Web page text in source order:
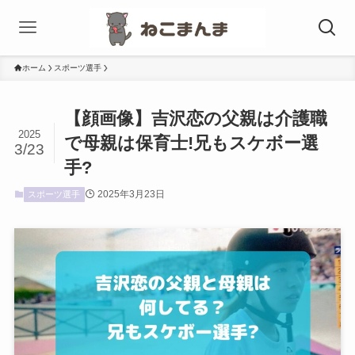
ホーム スポーツ選手
【顔画像】吉沢恋の父親は介護職
で母親は保育士!兄もスケボー選
手?
2025
3/23
スポーツ選手 2025年3月23日